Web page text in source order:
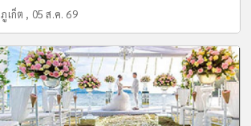
ภูเก็ต , 05 ส.ค. 69